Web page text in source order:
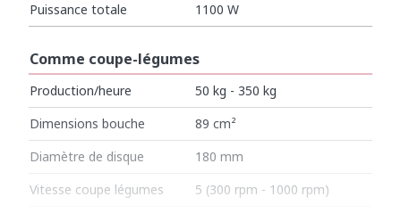
Puissance totale 1100 W
Comme coupe-légumes
Production/heure
50 kg - 350 kg
Dimensions bouche
89 cm²
Diamètre de disque
180 mm
Vitesse coupe légumes
5 (300 rpm - 1000 rpm)